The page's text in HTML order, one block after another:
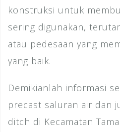
konstruksi untuk
sering digunakan,
atau pedesaan yang
yang baik.
Demikianlah informasi
precast saluran air dan
ditch di Kecamatan